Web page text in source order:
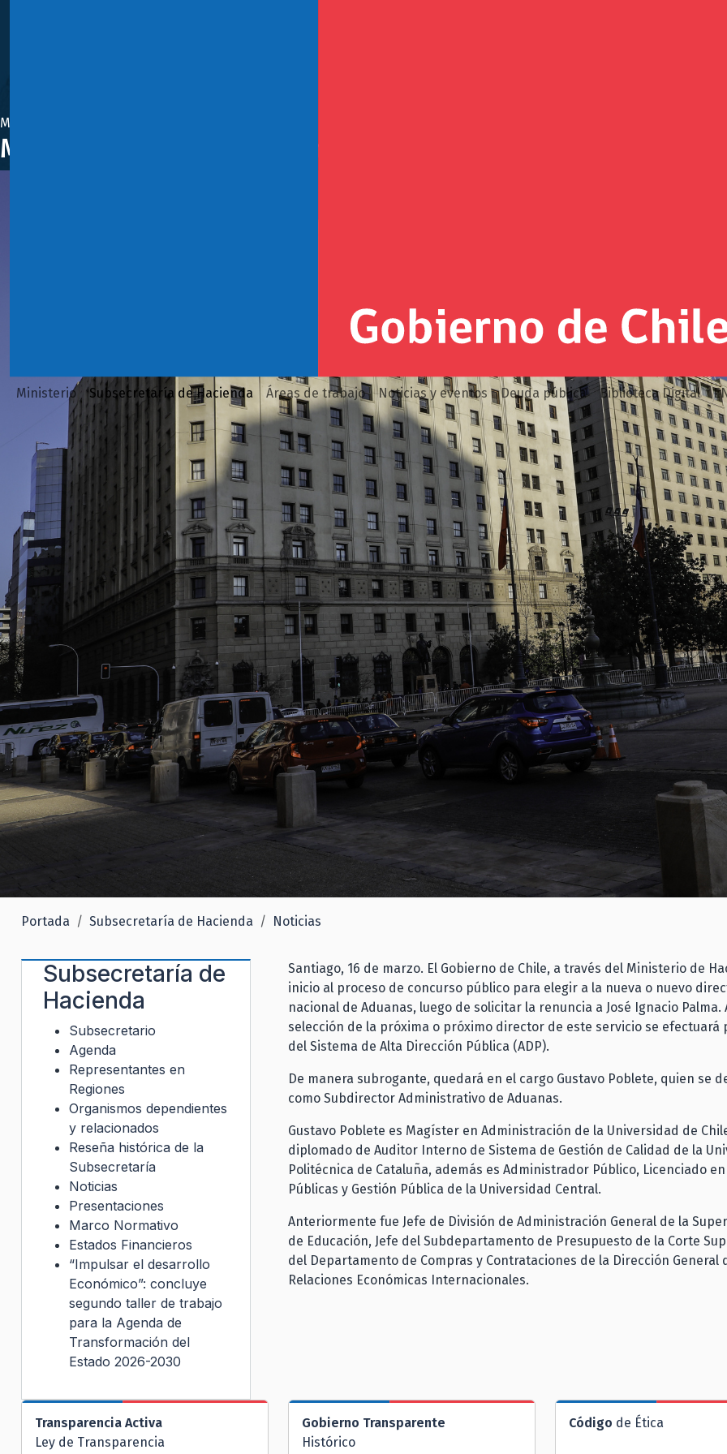
Ministerio Subsecretaría de Hacienda Áreas de trabajo Noticias y eventos Deuda pública Biblioteca Digital
Marzo 16, 2022
Ministerio de Hacienda llama a concurso público para
Portada Subsecretaría de Hacienda Noticias
Santiago, 16 de marzo. El Gobierno de Chile, a través del Ministerio de
inicio al proceso de concurso público para elegir a la nueva o nuevo
nacional de Aduanas, luego de solicitar la renuncia a José Ignacio Palma.
selección de la próxima o próximo director de este servicio se efectuará
del Sistema de Alta Dirección Pública (ADP).
De manera subrogante, quedará en el cargo Gustavo Poblete, quien se
como Subdirector Administrativo de Aduanas.
Gustavo Poblete es Magíster en Administración de la Universidad de
diplomado de Auditor Interno de Sistema de Gestión de Calidad de la
Politécnica de Cataluña, además es Administrador Público, Licenciado
Públicas y Gestión Pública de la Universidad Central.
Anteriormente fue Jefe de División de Administración General de la
de Educación, Jefe del Subdepartamento de Presupuesto de la Corte
del Departamento de Compras y Contrataciones de la Dirección General
Relaciones Económicas Internacionales.
Subsecretaría de
Hacienda
Subsecretario
Agenda
Representantes en
Regiones
Organismos dependientes
y relacionados
Reseña histórica de la
Subsecretaría
Noticias
Presentaciones
Marco Normativo
Estados Financieros
“Impulsar el desarrollo
Económico”: concluye
segundo taller de trabajo
para la Agenda de
Transformación del
Estado 2026-2030
Transparencia Activa
Ley de Transparencia
Gobierno Transparente
Histórico
Código de Ética